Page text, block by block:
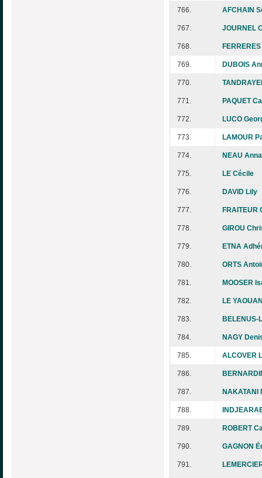
766. AFCHAIN
767. JOURNEL
768.
769. DUBOIS
770.
771. PAQUET
772. LUCO
773. LAMOUR
774. NEAU
775. LE Cécile
776. DAVID Lily
777. FRAITEUR
778. GIROU
779. ETNA
780. ORTS
781. MOOSER
782. LE
783. BELENUS-
784. NAGY
785. ALCOVER
786.
787. NAKATANI
788.
789. ROBERT
790. GAGNON
791.